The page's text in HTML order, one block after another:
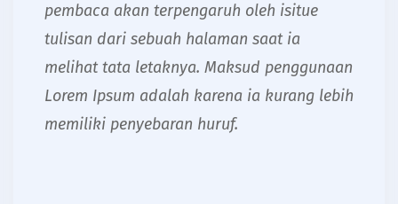
pembaca akan terpengaruh oleh isitue
tulisan dari sebuah halaman saat ia
melihat tata letaknya. Maksud penggunaan
Lorem Ipsum adalah karena ia kurang lebih
memiliki penyebaran huruf.